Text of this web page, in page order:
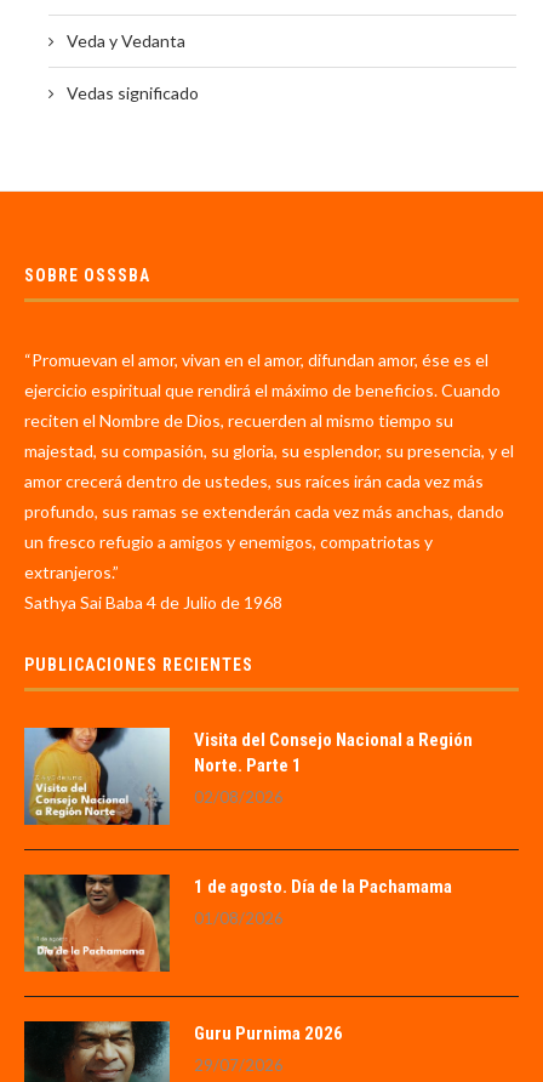
Veda y Vedanta
Vedas significado
SOBRE OSSSBA
“Promuevan el amor, vivan en el amor, difundan amor, ése es el
ejercicio espiritual que rendirá el máximo de beneficios. Cuando
reciten el Nombre de Dios, recuerden al mismo tiempo su
majestad, su compasión, su gloria, su esplendor, su presencia, y el
amor crecerá dentro de ustedes, sus raíces irán cada vez más
profundo, sus ramas se extenderán cada vez más anchas, dando
un fresco refugio a amigos y enemigos, compatriotas y
extranjeros.”
Sathya Sai Baba 4 de Julio de 1968
PUBLICACIONES RECIENTES
Visita del Consejo Nacional a Región
Norte. Parte 1
02/08/2026
1 de agosto. Día de la Pachamama
01/08/2026
Guru Purnima 2026
29/07/2026